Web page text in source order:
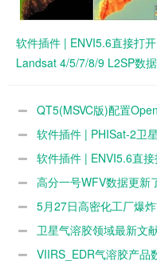
软件插件 | ENVI5.6直接打开
Landsat 4/5/7/8/9 L2SP数据
QT5(MSVC版)配置
软件插件 | PHISat-2卫
软件插件 | ENVI5.6直
高分一号WFV数据更新
5月27日高密化工厂爆
卫星气溶胶领域最新文
VIIRS_EDR气溶胶产品